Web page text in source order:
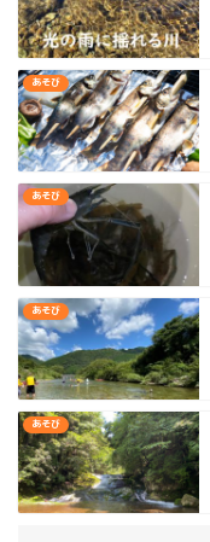
あそび
あそび
あそび
あそび